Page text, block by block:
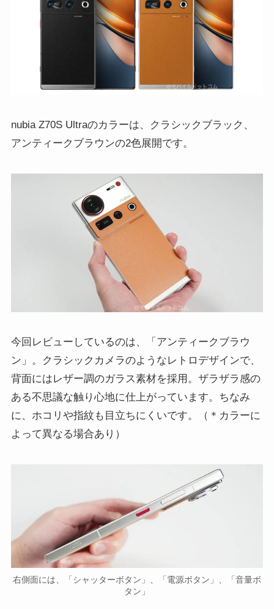
nubia Z70S Ultraのカラーは、クラシックブラック、
アンティークブラウンの2色展開です。
今回レビューしているのは、「アンティークブラウ
ン」。クラシックカメラのようなレトロデザインで、
背面にはレザー調のガラス素材を採用。ザラザラ感の
ある不思議な触り心地に仕上がっています。ちなみ
に、ホコリや指紋も目立ちにくいです。（＊カラーに
よって異なる場合あり）
右側面には、「シャッターボタン」、「電源ボタン」、「音量ボ
タン」